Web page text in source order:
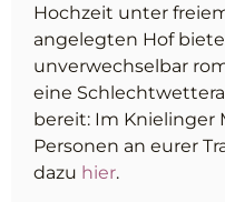
Hochzeit unter
angelegten Hof
unverwechselbar
eine
bereit: Im Knielinger
Personen an eurer
dazu hier.